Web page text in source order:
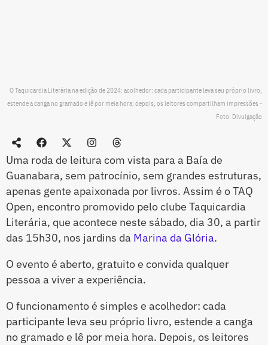
O Taquicardia Literária na edição de 2024: acolhedor: cada participante leva seu próprio livro,
estende a canga no gramado e lê por meia hora; depois, os leitores compartilham impressões -
Foto: Divulgação
Uma roda de leitura com vista para a Baía de
Guanabara, sem patrocínio, sem grandes estruturas,
apenas gente apaixonada por livros. Assim é o TAQ
Open, encontro promovido pelo clube Taquicardia
Literária, que acontece neste sábado, dia 30, a partir
das 15h30, nos jardins da Marina da Glória.
O evento é aberto, gratuito e convida qualquer
pessoa a viver a experiência.
O funcionamento é simples e acolhedor: cada
participante leva seu próprio livro, estende a canga
no gramado e lê por meia hora. Depois, os leitores